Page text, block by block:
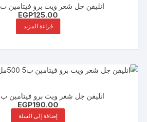
انليفن جل شعر ويت برو فيتامين ب5 250مل
EGP125.00
قراءة المزيد
انليفن جل شعر ويت برو فيتامين ب5 500مل
EGP190.00
إضافة إلى السلة